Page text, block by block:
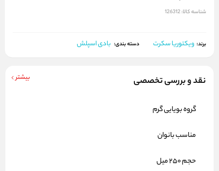
شناسه کالا:126312
برند: ویکتوریا سکرت دسته بندی: بادی اسپلش
نقد و بررسی تخصصی بیشتر
گروه بویایی گرم
مناسب بانوان
حجم 250 میل